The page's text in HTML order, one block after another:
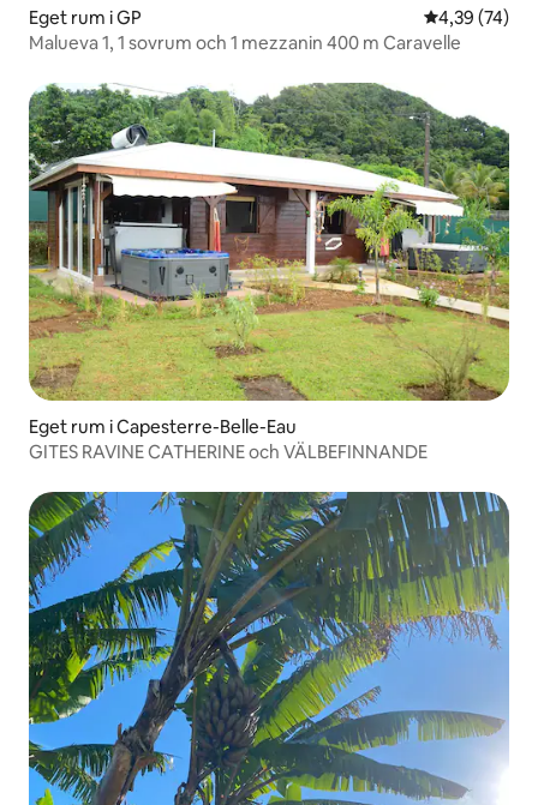
Eget rum i GP 4,39 av 5 i
4,39 (74)
Malueva 1, 1 sovrum och 1 mezzanin 400 m Caravelle
Eget rum i Capesterre-Belle-Eau
GITES RAVINE CATHERINE och VÄLBEFINNANDE